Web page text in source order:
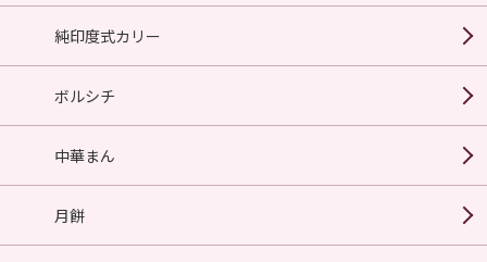
純印度式カリー
ボルシチ
中華まん
月餅